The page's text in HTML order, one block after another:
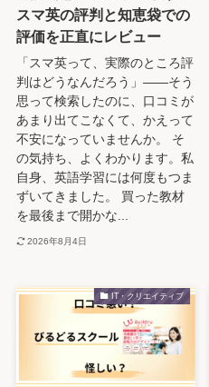
スマ英の評判と知恵袋での
評価を正直にレビュー
「スマ英って、実際のところ評
判はどうなんだろう」——そう
思って検索したのに、口コミが
あまり出てこなくて、かえって
不安になっていませんか。 そ
の気持ち、よくわかります。私
自身、英語学習には何度もつま
ずいてきました。 買った教材
を最後まで開かな...
2026年8月4日
IT・クリエイティブ